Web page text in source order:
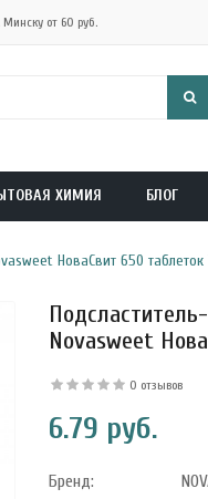
Минску от 60 руб.
ХИМИЯ БЛОГ
НоваСвит 650 таблеток
Novasweet
0 отзывов
6.79 руб.
Бренд: